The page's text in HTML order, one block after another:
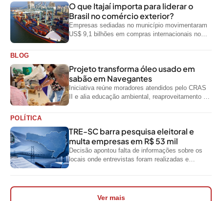
O que Itajaí importa para liderar o
Brasil no comércio exterior?
Empresas sediadas no município movimentaram
US$ 9,1 bilhões em compras internacionais no
BLOG
Projeto transforma óleo usado em
sabão em Navegantes
Iniciativa reúne moradores atendidos pelo CRAS
II e alia educação ambiental, reaproveitamento de
POLÍTICA
TRE-SC barra pesquisa eleitoral e
multa empresas em R$ 53 mil
Decisão apontou falta de informações sobre os
locais onde entrevistas foram realizadas e
Ver mais